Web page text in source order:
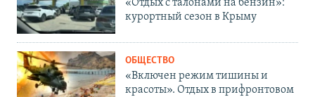
«Отдых с талонами на бензин»:
курортный сезон в Крыму
ОБЩЕСТВО
«Включен режим тишины и
красоты». Отдых в прифронтовом